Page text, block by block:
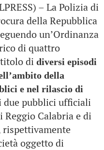
– La Polizia di
della Repubblica
un’Ordinanza
di quattro
di diversi episodi
della
e nel rilascio di
due pubblici ufficiali
Calabria e di
oggetto di